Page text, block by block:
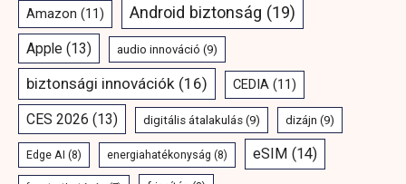
Amazon (11) Android biztonság (19)
Apple (13) audio innováció (9)
biztonsági innovációk (16) CEDIA (11)
CES 2026 (13) digitális átalakulás (9) dizájn (9)
Edge AI (8) energiahatékonyság (8) eSIM (14)